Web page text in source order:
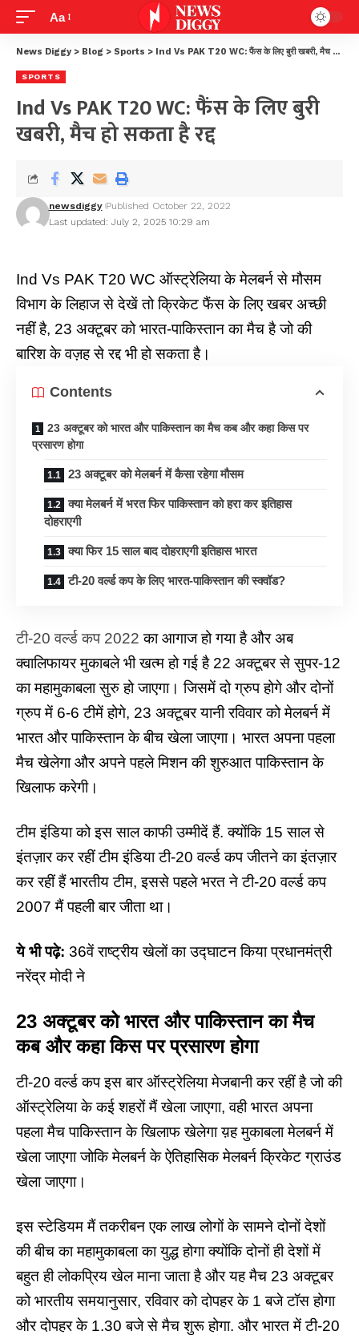
Aa
News Diggy > Blog > Sports > Ind Vs PAK T20 WC: फैंस के लिए बुरी खबरी, मैच हो सकता है रद्द
SPORTS
Ind Vs PAK T20 WC: फैंस के लिए बुरी
खबरी, मैच हो सकता है रद्द
Last updated: July 2, 2025 10:29 am
newsdiggy Published October 22, 2022
Ind Vs PAK T20 WC ऑस्ट्रेलिया के मेलबर्न से मौसम
विभाग के लिहाज से देखें तो क्रिकेट फैंस के लिए खबर अच्छी
नहीं है, 23 अक्टूबर को भारत-पाकिस्तान का मैच है जो की
बारिश के वज़ह से रद्द भी हो सकता है।
Contents
23 अक्टूबर को भारत और पाकिस्तान का मैच कब और कहा किस पर
प्रसारण होगा
23 अक्टूबर को मेलबर्न में कैसा रहेगा मौसम
क्या मेलबर्न में भरत फिर पाकिस्तान को हरा कर इतिहास
दोहराएगी
क्या फिर 15 साल बाद दोहराएगी इतिहास भारत
टी-20 वर्ल्ड कप के लिए भारत-पाकिस्तान की स्क्वॉड?
टी-20 वर्ल्ड कप 2022 का आगाज हो गया है और अब
क्वालिफायर मुकाबले भी खत्म हो गई है 22 अक्टूबर से सुपर-12
का महामुकाबला सुरु हो जाएगा। जिसमें दो ग्रुप होगे और दोनों
ग्रुप में 6-6 टीमें होगे, 23 अक्टूबर यानी रविवार को मेलबर्न में
भारत और पाकिस्तान के बीच खेला जाएगा। भारत अपना पहला
मैच खेलेगा और अपने पहले मिशन की शुरुआत पाकिस्तान के
खिलाफ करेगी।
टीम इंडिया को इस साल काफी उम्मीदें हैं. क्योंकि 15 साल से
इंतज़ार कर रहीं टीम इंडिया टी-20 वर्ल्ड कप जीतने का इंतज़ार
कर रहीं हैं भारतीय टीम, इससे पहले भरत ने टी-20 वर्ल्ड कप
2007 मैं पहली बार जीता था।
ये भी पढ़े: 36वें राष्ट्रीय खेलों का उद्घाटन किया प्रधानमंत्री
नरेंद्र मोदी ने
23 अक्टूबर को भारत और पाकिस्तान का मैच
कब और कहा किस पर प्रसारण होगा
टी-20 वर्ल्ड कप इस बार ऑस्ट्रेलिया मेजबानी कर रहीं है जो की
ऑस्ट्रेलिया के कई शहरों मैं खेला जाएगा, वही भारत अपना
पहला मैच पाकिस्तान के खिलाफ खेलेगा य़ह मुकाबला मेलबर्न में
खेला जाएगा जोकि मेलबर्न के ऐतिहासिक मेलबर्न क्रिकेट ग्राउंड
खेला जाएगा।
इस स्टेडियम मैं तकरीबन एक लाख लोगों के सामने दोनों देशों
की बीच का महामुकाबला का युद्ध होगा क्योंकि दोनों ही देशों में
बहुत ही लोकप्रिय खेल माना जाता है और यह मैच 23 अक्टूबर
को भारतीय समयानुसार, रविवार को दोपहर के 1 बजे टॉस होगा
और दोपहर के 1.30 बजे से मैच शुरू होगा. और भारत में टी-20